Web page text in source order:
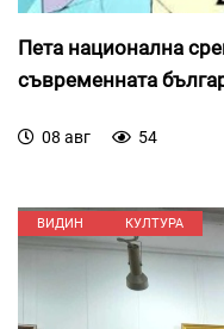
Пета национална
съвременната
08 авг 54
ВИДИН КУЛТУРА